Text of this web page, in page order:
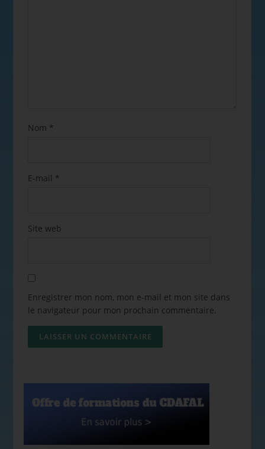
Nom *
E-mail *
Site web
Enregistrer mon nom, mon e-mail et mon site dans
le navigateur pour mon prochain commentaire.